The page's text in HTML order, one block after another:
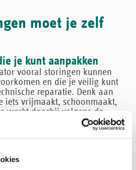
moet je zelf
je kunt aanpakken
vooral storingen kunnen
en die je veilig kunt
reparatie. Denk aan
iets vrijmaakt, schoonmaakt,
werkt daarbij volgens de